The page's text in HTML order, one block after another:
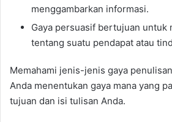
menggambarkan informasi.
Gaya persuasif bertujuan untuk
tentang suatu pendapat atau
Memahami jenis-jenis gaya
Anda menentukan gaya mana yang
tujuan dan isi tulisan Anda.